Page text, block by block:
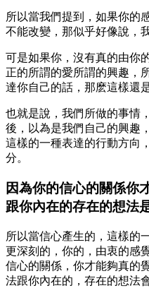
所以當我們提到，如果你的
不能改變，那似乎好像說，
可是如果你，沒有真的由你
正的所謂的愛所謂的興趣，
達你自己的話，那麽這樣還
也就是說，我們所做的事情
後，以為是我們自己的興趣
這樣的一種表達的行動方向
分。
因為你的信心的關係你
跟你內在的存在的想法
所以當信心產生的，這樣的
更深刻的，你的，由衷的感
信心的關係，你才能夠真的
法跟你內在的，存在的想法